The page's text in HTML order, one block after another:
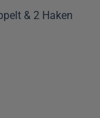
& 2 Haken